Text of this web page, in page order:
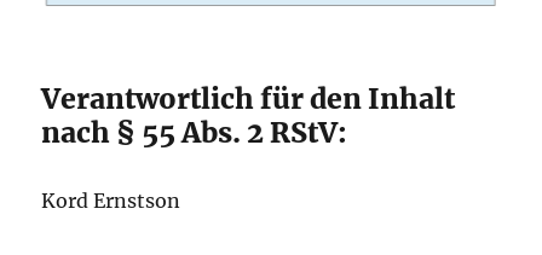
Verantwortlich für den Inhalt
nach § 55 Abs. 2 RStV:
Kord Ernstson